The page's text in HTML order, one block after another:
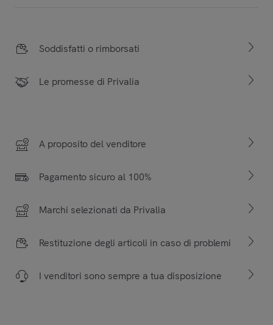
Soddisfatti o rimborsati
Le promesse di Privalia
A proposito del venditore
Pagamento sicuro al 100%
Marchi selezionati da Privalia
Restituzione degli articoli in caso di problemi
I venditori sono sempre a tua disposizione